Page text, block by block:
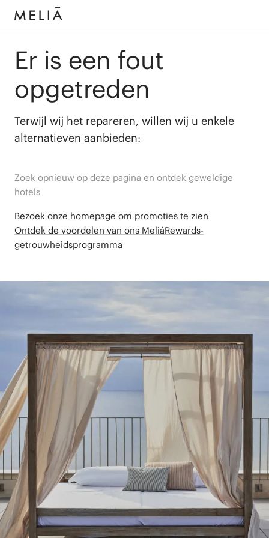
Er is een fout
opgetreden
Terwijl wij het repareren, willen wij u enkele
alternatieven aanbieden:
Zoek opnieuw op deze pagina en ontdek geweldige
hotels
Bezoek onze homepage om promoties te zien
Ontdek de voordelen van ons MeliáRewards-
getrouwheidsprogramma